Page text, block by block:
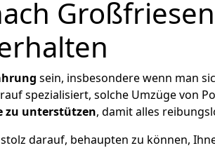
sein, insbesondere wenn man
spezialisiert, solche Umzüge von
zu unterstützen, damit alles
darauf, behaupten zu können,